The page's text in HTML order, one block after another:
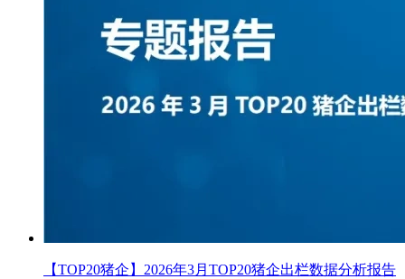
【TOP20猪企】2026年3月TOP20猪企出栏数据分析报告